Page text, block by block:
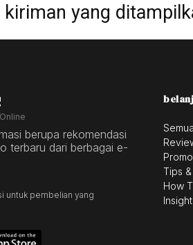
kiriman yang
berupa rekomendasi
terbaru dari berbagai e-
untuk pembelian yang
Promo
Tips
How
Insight